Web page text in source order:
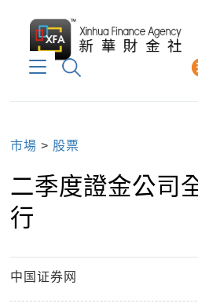
市場 > 股票
二季度證金公司
行
中国证券网